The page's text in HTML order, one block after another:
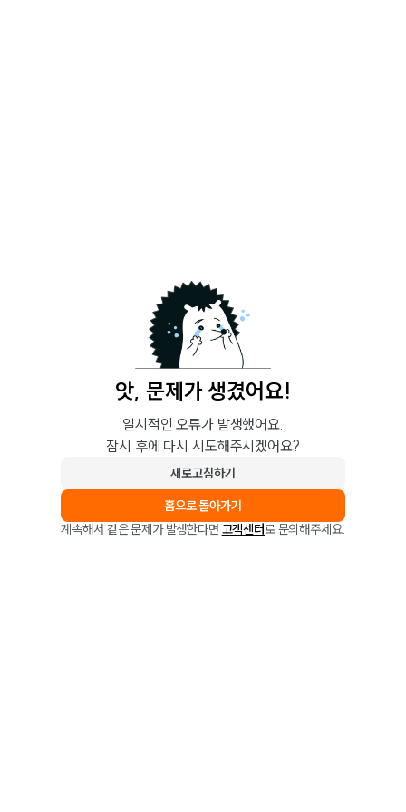
앗, 문제가 생겼어요!
일시적인 오류가 발생했어요.
잠시 후에 다시 시도해주시겠어요?
새로고침하기
홈으로 돌아가기
계속해서 같은 문제가 발생한다면 고객센터로 문의해주세요.